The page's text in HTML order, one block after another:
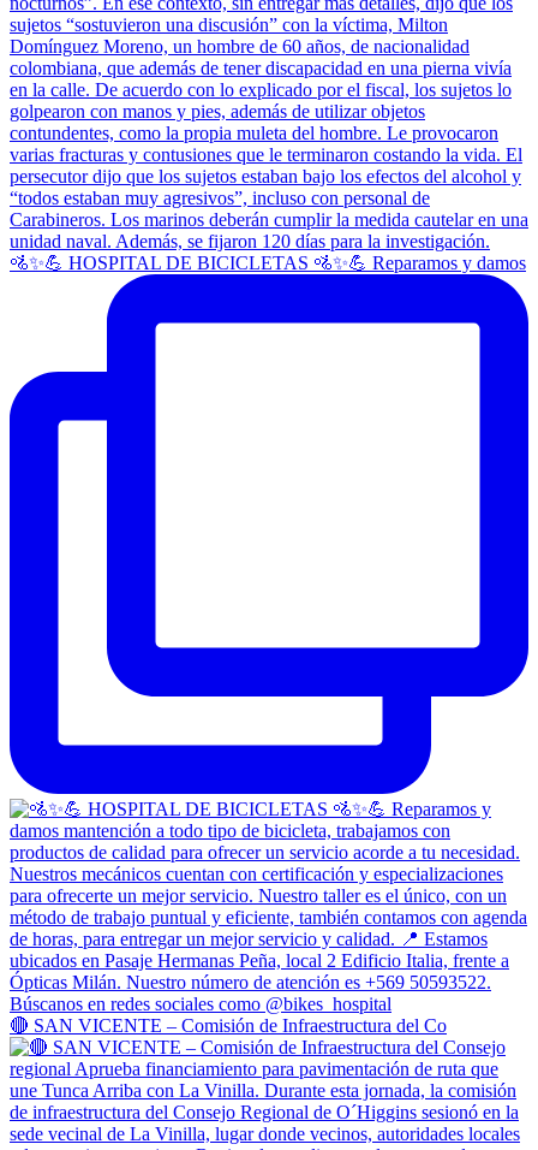
🚵✨💪 HOSPITAL DE BICICLETAS 🚵✨💪 Reparamos y damos
🔴 SAN VICENTE – Comisión de Infraestructura del Co